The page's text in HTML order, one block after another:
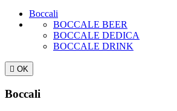
Boccali
BOCCALE BEER
BOCCALE DEDICA
BOCCALE DRINK
 OK
Boccali